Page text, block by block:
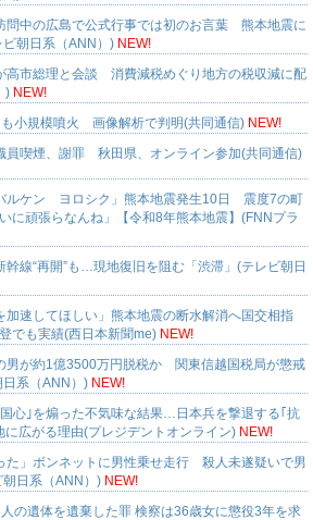
中の広島で公式行事では初のお言葉 熊本地震に
朝日系（ANN）) NEW!
高市総理と会談 消費減税めぐり地方の税収減に配
) NEW!
小規模噴火 画像解析で判明(共同通信) NEW!
員喫煙、謝罪 秋田県、オンライン参加(共同通信)
ルケン ヨロシク」熊本地震発生10日 震度7の町
に頑張らなんね」【令和8年熊本地震】(FNNプラ
線“再開”も…現地復旧を阻む「渋滞」(テレビ朝日
加速してほしい」熊本地震の断水解消へ国交相指
でも実績(西日本新聞me) NEW!
男が約1億3500万円脱税か 関東信越国税局が懲戒
系（ANN）) NEW!
心｣を煽った不気味な結果…日本兵を撃退する｢抗
に広がる理由(プレジデントオンライン) NEW!
た」ボンネットに男性乗せ走行 殺人未遂疑いで男
日系（ANN）) NEW!
の遺体を遺棄した罪 検察は36歳女に懲役3年を求